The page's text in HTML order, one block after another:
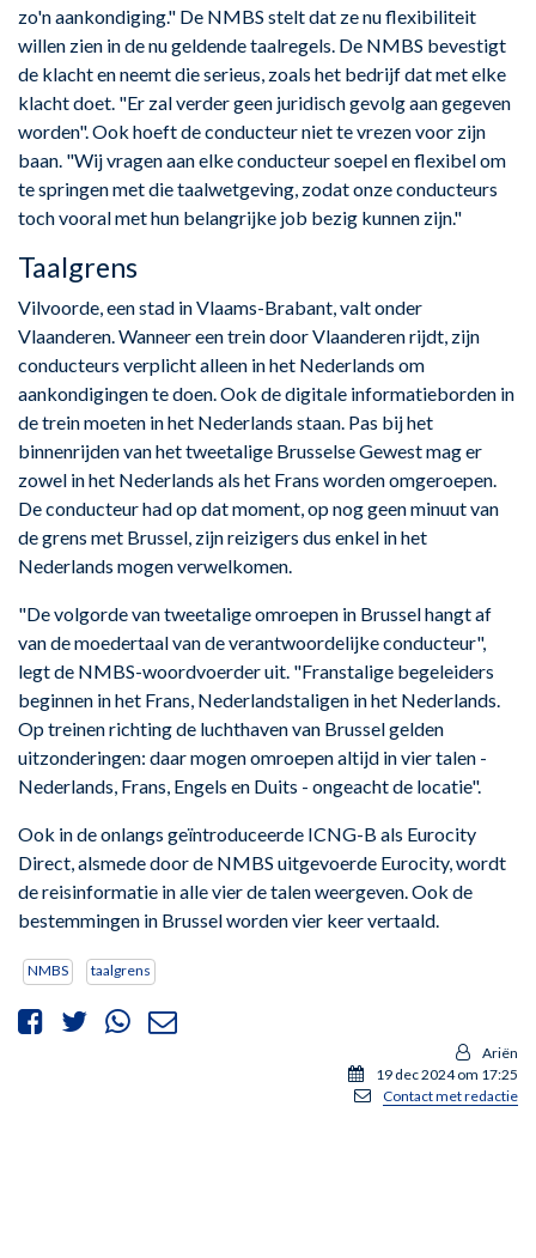
zo'n aankondiging." De NMBS stelt dat ze nu flexibiliteit
willen zien in de nu geldende taalregels. De NMBS bevestigt
de klacht en neemt die serieus, zoals het bedrijf dat met elke
klacht doet. "Er zal verder geen juridisch gevolg aan gegeven
worden". Ook hoeft de conducteur niet te vrezen voor zijn
baan. "Wij vragen aan elke conducteur soepel en flexibel om
te springen met die taalwetgeving, zodat onze conducteurs
toch vooral met hun belangrijke job bezig kunnen zijn."
Taalgrens
Vilvoorde, een stad in Vlaams-Brabant, valt onder
Vlaanderen. Wanneer een trein door Vlaanderen rijdt, zijn
conducteurs verplicht alleen in het Nederlands om
aankondigingen te doen. Ook de digitale informatieborden in
de trein moeten in het Nederlands staan. Pas bij het
binnenrijden van het tweetalige Brusselse Gewest mag er
zowel in het Nederlands als het Frans worden omgeroepen.
De conducteur had op dat moment, op nog geen minuut van
de grens met Brussel, zijn reizigers dus enkel in het
Nederlands mogen verwelkomen.
"De volgorde van tweetalige omroepen in Brussel hangt af
van de moedertaal van de verantwoordelijke conducteur",
legt de NMBS-woordvoerder uit. "Franstalige begeleiders
beginnen in het Frans, Nederlandstaligen in het Nederlands.
Op treinen richting de luchthaven van Brussel gelden
uitzonderingen: daar mogen omroepen altijd in vier talen -
Nederlands, Frans, Engels en Duits - ongeacht de locatie".
Ook in de onlangs geïntroduceerde ICNG-B als Eurocity
Direct, alsmede door de NMBS uitgevoerde Eurocity, wordt
de reisinformatie in alle vier de talen weergeven. Ook de
bestemmingen in Brussel worden vier keer vertaald.
NMBS taalgrens
Ariën
19 dec 2024 om 17:25
Contact met redactie